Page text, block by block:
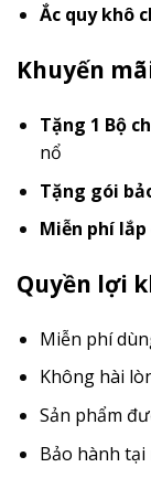
Ắc quy khô
Khuyến
Tặng 1 Bộ
nổ
Tặng gói
Miễn phí
Quyền lợi
Miễn phí
Không hài
Sản phẩm
Bảo hành tại